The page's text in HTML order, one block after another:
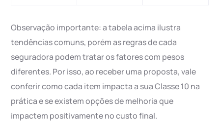
Observação importante: a tabela acima ilustra
tendências comuns, porém as regras de cada
seguradora podem tratar os fatores com pesos
diferentes. Por isso, ao receber uma proposta, vale
conferir como cada item impacta a sua Classe 10 na
prática e se existem opções de melhoria que
impactem positivamente no custo final.